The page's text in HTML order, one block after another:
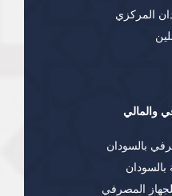
المركزي
والمالي
بالسودان
بالسودان
المصرفي